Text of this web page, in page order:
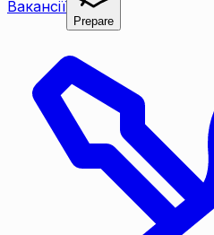
Вакансії
Prepare